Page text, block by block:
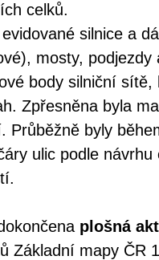
celků.
silnice a
mosty, podjezdy
body silniční
Zpřesněna byla
Průběžně byly
ulic podle
plošná
Základní mapy ČR